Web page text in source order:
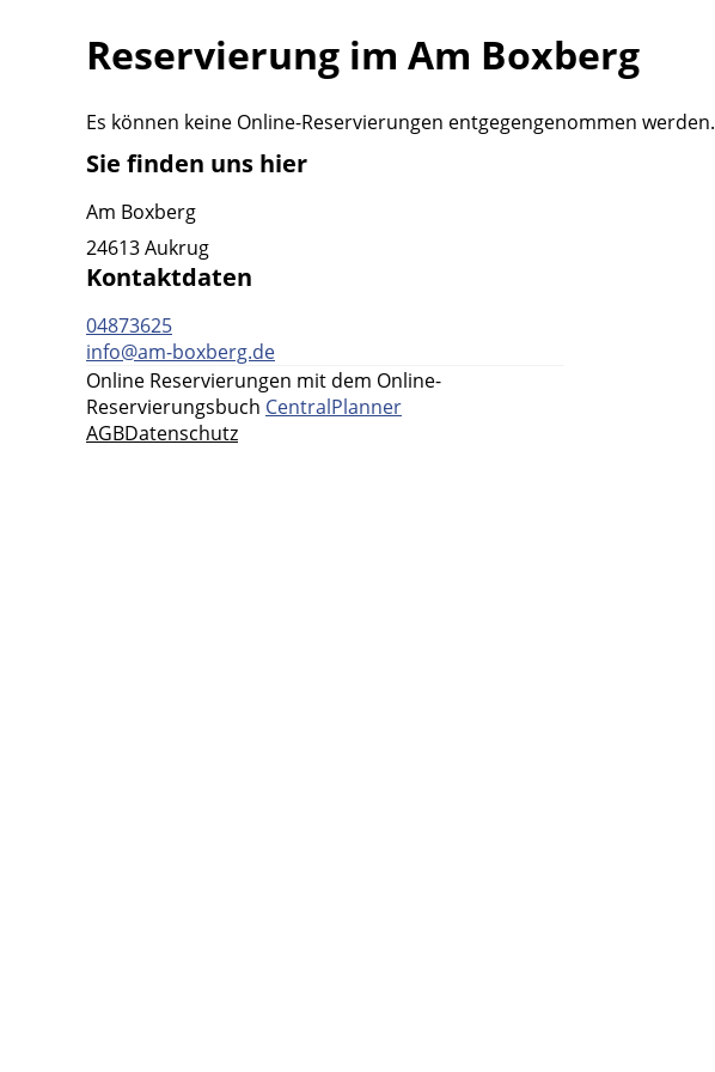
Reservierung im Am Boxberg
Es können keine Online-Reservierungen entgegengenommen werden.
Sie finden uns hier
Am Boxberg
24613 Aukrug
Kontaktdaten
04873625
info@am-boxberg.de
Online Reservierungen mit dem Online-
Reservierungsbuch CentralPlanner
AGBDatenschutz